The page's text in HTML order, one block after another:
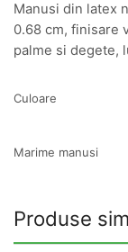
Manusi din latex
0.68 cm, finisare
palme si degete,
Culoare
Marime manusi
Produse